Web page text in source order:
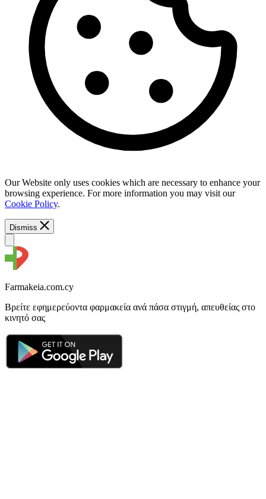
Our Website only uses cookies which are necessary to enhance your
browsing experience. For more information you may visit our
Cookie Policy.
Dismiss
Farmakeia.com.cy
Βρείτε εφημερεύοντα φαρμακεία ανά πάσα στιγμή, απευθείας στο
κινητό σας